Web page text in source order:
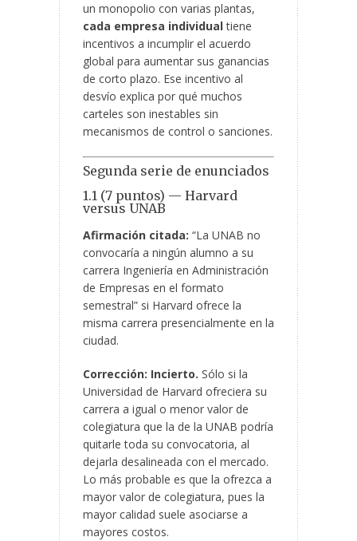
un monopolio con varias plantas,
cada empresa individualtiene
incentivos a incumplir el acuerdo
global para aumentar sus ganancias
de corto plazo. Ese incentivo al
desvío explica por qué muchos
carteles son inestables sin
mecanismos de control o sanciones.
Segunda serie de enunciados
1.1 (7 puntos) — Harvard
versus UNAB
Afirmación citada: “La UNAB no
convocaría a ningún alumno a su
carrera Ingeniería en Administración
de Empresas en el formato
semestral” si Harvard ofrece la
misma carrera presencialmente en la
ciudad.
Corrección: Incierto. Sólo si la
Universidad de Harvard ofreciera su
carrera a igual o menor valor de
colegiatura que la de la UNAB podría
quitarle toda su convocatoria, al
dejarla desalineada con el mercado.
Lo más probable es que la ofrezca a
mayor valor de colegiatura, pues la
mayor calidad suele asociarse a
mayores costos.